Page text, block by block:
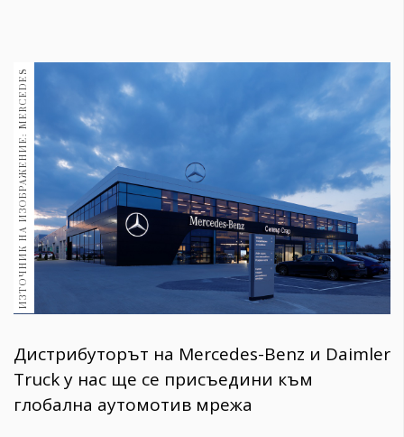
Книги
30+
Гурме
Пътувай
237
Здраве
Gentlemen
382
Wellness
1817
ИЗТОЧНИК НА ИЗОБРАЖЕНИЕ: MERCEDES
Дистрибуторът на Mercedes-Benz и Daimler
Truck у нас ще се присъедини към
глобална аутомотив мрежа